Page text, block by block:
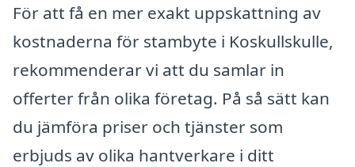
För att få en mer exakt uppskattning av
kostnaderna för stambyte i Koskullskulle,
rekommenderar vi att du samlar in
offerter från olika företag. På så sätt kan
du jämföra priser och tjänster som
erbjuds av olika hantverkare i ditt